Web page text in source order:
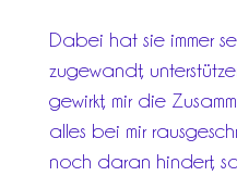
Dabei hat sie immer
zugewandt,
gewirkt, mir die
alles bei mir
noch daran hindert,